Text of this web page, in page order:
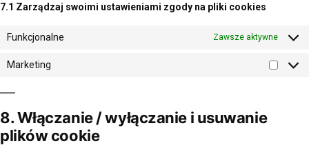
7.1 Zarządzaj swoimi ustawieniami zgody na pliki cookies
Funkcjonalne Zawsze aktywne
Marketing
8. Włączanie / wyłączanie i usuwanie
plików cookie